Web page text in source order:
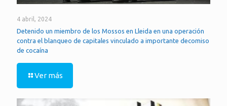
4 abril, 2024
Detenido un miembro de los Mossos en Lleida en una operación
contra el blanqueo de capitales vinculado a importante decomiso
de cocaína
Ver más